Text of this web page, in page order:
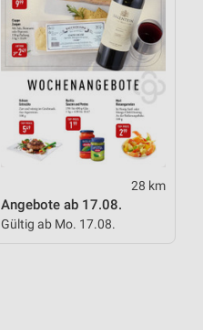
28 km
Angebote ab 17.08.
Gültig ab Mo. 17.08.